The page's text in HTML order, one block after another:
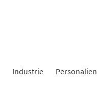
Industrie Personalien